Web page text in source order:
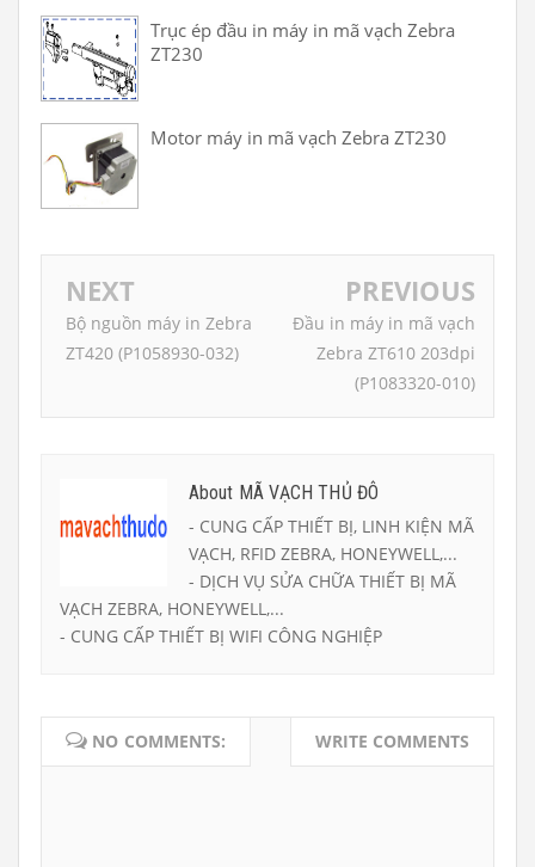
Trục ép đầu in máy in mã vạch Zebra
ZT230
Motor máy in mã vạch Zebra ZT230
NEXT
Bộ nguồn máy in Zebra
ZT420 (P1058930-032)
PREVIOUS
Đầu in máy in mã vạch
Zebra ZT610 203dpi
(P1083320-010)
About MÃ VẠCH THỦ ĐÔ
- CUNG CẤP THIẾT BỊ, LINH KIỆN MÃ
VẠCH, RFID ZEBRA, HONEYWELL,...
- DỊCH VỤ SỬA CHỮA THIẾT BỊ MÃ
VẠCH ZEBRA, HONEYWELL,...
- CUNG CẤP THIẾT BỊ WIFI CÔNG NGHIỆP
NO COMMENTS: WRITE COMMENTS